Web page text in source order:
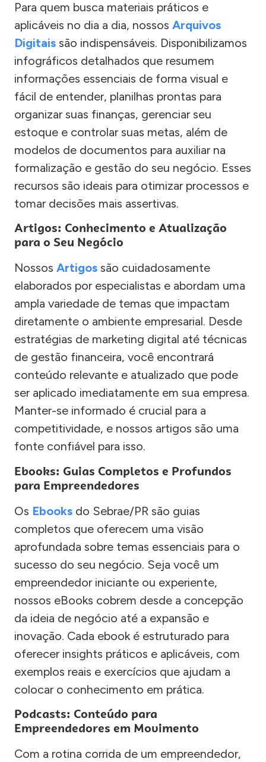
Para quem busca materiais práticos e
aplicáveis no dia a dia, nossos Arquivos
Digitais são indispensáveis. Disponibilizamos
infográficos detalhados que resumem
informações essenciais de forma visual e
fácil de entender, planilhas prontas para
organizar suas finanças, gerenciar seu
estoque e controlar suas metas, além de
modelos de documentos para auxiliar na
formalização e gestão do seu negócio. Esses
recursos são ideais para otimizar processos e
tomar decisões mais assertivas.
Artigos: Conhecimento e Atualização
para o Seu Negócio
Nossos Artigos são cuidadosamente
elaborados por especialistas e abordam uma
ampla variedade de temas que impactam
diretamente o ambiente empresarial. Desde
estratégias de marketing digital até técnicas
de gestão financeira, você encontrará
conteúdo relevante e atualizado que pode
ser aplicado imediatamente em sua empresa.
Manter-se informado é crucial para a
competitividade, e nossos artigos são uma
fonte confiável para isso.
Ebooks: Guias Completos e Profundos
para Empreendedores
Os Ebooks do Sebrae/PR são guias
completos que oferecem uma visão
aprofundada sobre temas essenciais para o
sucesso do seu negócio. Seja você um
empreendedor iniciante ou experiente,
nossos eBooks cobrem desde a concepção
da ideia de negócio até a expansão e
inovação. Cada ebook é estruturado para
oferecer insights práticos e aplicáveis, com
exemplos reais e exercícios que ajudam a
colocar o conhecimento em prática.
Podcasts: Conteúdo para
Empreendedores em Movimento
Com a rotina corrida de um empreendedor,